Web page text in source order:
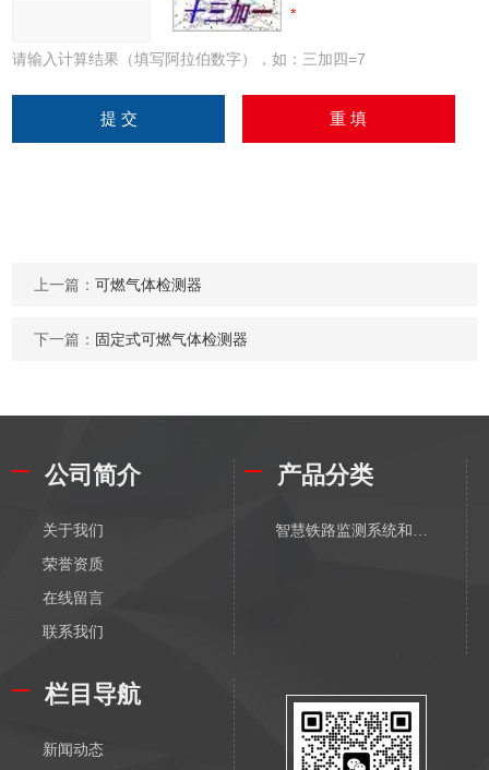
请输入计算结果（填写阿拉伯数字），如：三加四=7
上一篇：可燃气体检测器
下一篇： 固定式可燃气体检测器
公司简介
关于我们
荣誉资质
在线留言
联系我们
产品分类
智慧铁路监测系统和方案
栏目导航
新闻动态